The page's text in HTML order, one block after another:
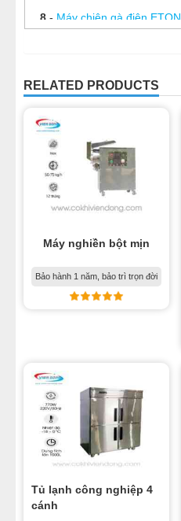
8- Máy chiên gà điện ETON
11-Chảo chiên bằng điện
RELATED PRODUCTS
Máy nghiền bột mịn
Bảo hành 1 năm, bảo trì trọn đời
Tủ lạnh công nghiệp 4
cánh